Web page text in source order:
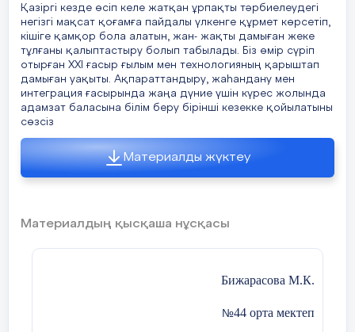
Қазіргі кезде өсіп келе жатқан ұрпақты тәрбиелеудегі
негізгі мақсат қоғамға пайдалы үлкенге құрмет көрсетіп,
кішіге қамқор бола алатын, жан- жақты дамыған жеке
тұлғаны қалыптастыру болып табылады. Біз өмір сүріп
отырған ХХІ ғасыр ғылым мен технологияның қарыштап
дамыған уақыты. Ақпараттандыру, жаһандану мен
интеграция ғасырында жаңа дүние үшін күрес жолында
адамзат баласына білім беру бірінші кезекке қойылатыны
сөзсіз
Материалды жүктеу
Материалдың қысқаша нұсқасы
Бижарасова М.К.
№44 орта мектеп